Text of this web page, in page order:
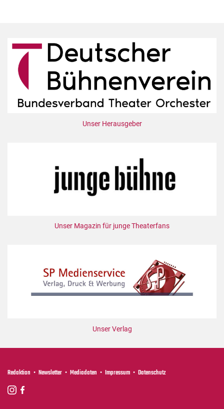
Unser Herausgeber
Unser Magazin für junge Theaterfans
Unser Verlag
Redaktion Newsletter Mediadaten Impressum Datenschutz